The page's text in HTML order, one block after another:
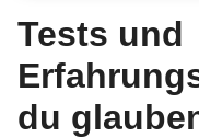
Tests und
du